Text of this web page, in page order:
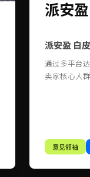
派安盈
派安盈 白
通过多平台
卖家核心人群
意见领袖